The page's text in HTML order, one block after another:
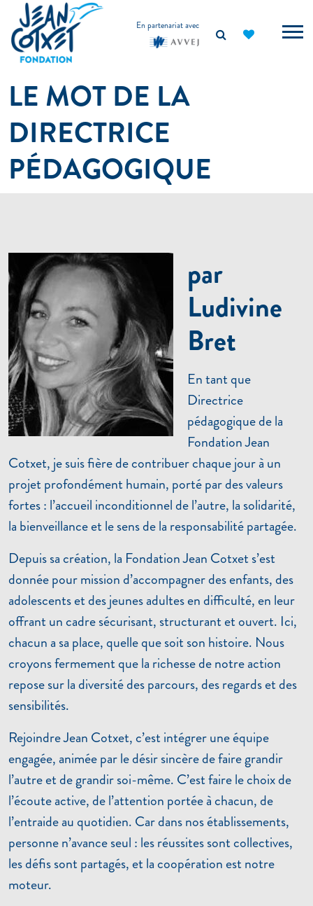
principal
En partenariat avec
LE MOT DE LA
DIRECTRICE
PÉDAGOGIQUE
par
Ludivine
Bret
En tant que
Directrice
pédagogique de la
Fondation Jean
Cotxet, je suis fière de contribuer chaque jour à un
projet profondément humain, porté par des valeurs
fortes : l’accueil inconditionnel de l’autre, la solidarité,
la bienveillance et le sens de la responsabilité partagée.
Depuis sa création, la Fondation Jean Cotxet s’est
donnée pour mission d’accompagner des enfants, des
adolescents et des jeunes adultes en difficulté, en leur
offrant un cadre sécurisant, structurant et ouvert. Ici,
chacun a sa place, quelle que soit son histoire. Nous
croyons fermement que la richesse de notre action
repose sur la diversité des parcours, des regards et des
sensibilités.
Rejoindre Jean Cotxet, c’est intégrer une équipe
engagée, animée par le désir sincère de faire grandir
l’autre et de grandir soi-même. C’est faire le choix de
l’écoute active, de l’attention portée à chacun, de
l’entraide au quotidien. Car dans nos établissements,
personne n’avance seul : les réussites sont collectives,
les défis sont partagés, et la coopération est notre
moteur.